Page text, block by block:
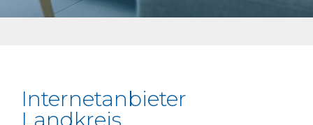
Internetanbieter
Landkreis